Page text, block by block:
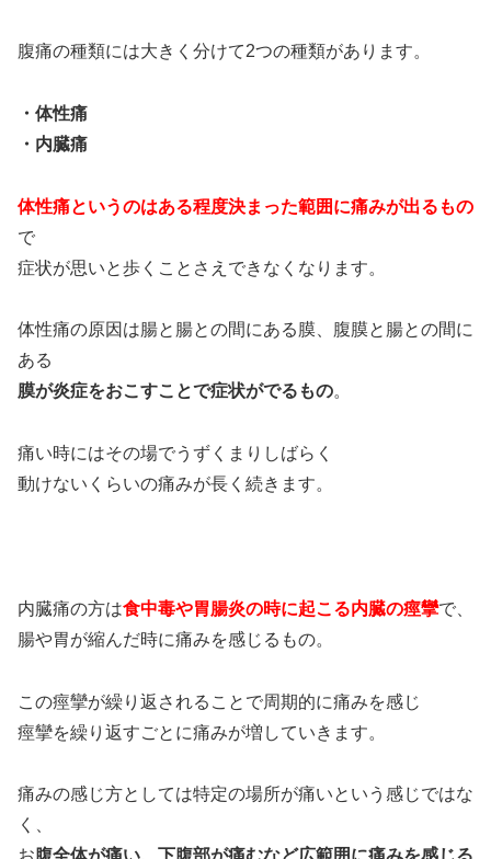
腹痛の種類には大きく分けて2つの種類があります。
・体性痛
・内臓痛
体性痛というのはある程度決まった範囲に痛みが出るもの
で
症状が思いと歩くことさえできなくなります。
体性痛の原因は腸と腸との間にある膜、腹膜と腸との間に
ある
膜が炎症をおこすことで症状がでるもの。
痛い時にはその場でうずくまりしばらく
動けないくらいの痛みが長く続きます。
内臓痛の方は食中毒や胃腸炎の時に起こる内臓の痙攣で、
腸や胃が縮んだ時に痛みを感じるもの。
この痙攣が繰り返されることで周期的に痛みを感じ
痙攣を繰り返すごとに痛みが増していきます。
痛みの感じ方としては特定の場所が痛いという感じではな
く、